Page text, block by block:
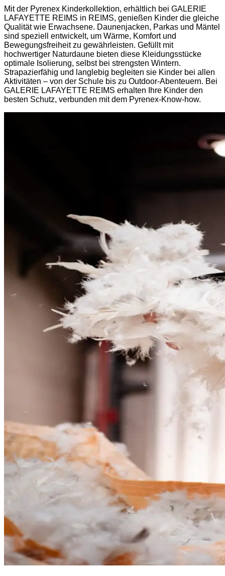
Mit der Pyrenex Kinderkollektion, erhältlich bei GALERIE
LAFAYETTE REIMS in REIMS, genießen Kinder die gleiche
Qualität wie Erwachsene. Daunenjacken, Parkas und Mäntel
sind speziell entwickelt, um Wärme, Komfort und
Bewegungsfreiheit zu gewährleisten. Gefüllt mit
hochwertiger Naturdaune bieten diese Kleidungsstücke
optimale Isolierung, selbst bei strengsten Wintern.
Strapazierfähig und langlebig begleiten sie Kinder bei allen
Aktivitäten – von der Schule bis zu Outdoor-Abenteuern. Bei
GALERIE LAFAYETTE REIMS erhalten Ihre Kinder den
besten Schutz, verbunden mit dem Pyrenex-Know-how.